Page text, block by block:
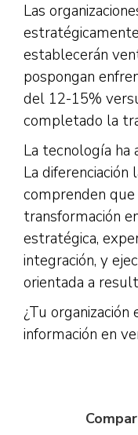
Las
establecerán
pospongan
del 12-15%
completado la
La tecnología ha
La
comprenden
transformación
estratégica,
integración, y
orientada a
¿Tu
información en